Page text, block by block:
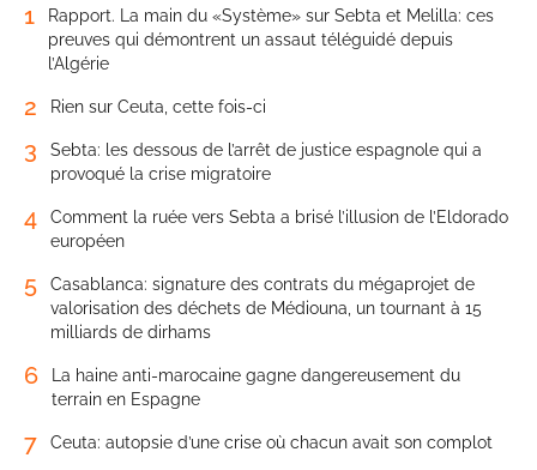
1
Rapport. La main du «Système» sur Sebta et Melilla: ces
preuves qui démontrent un assaut téléguidé depuis
l’Algérie
2 Rien sur Ceuta, cette fois-ci
3
Sebta: les dessous de l’arrêt de justice espagnole qui a
provoqué la crise migratoire
4
Comment la ruée vers Sebta a brisé l’illusion de l’Eldorado
européen
5
Casablanca: signature des contrats du mégaprojet de
valorisation des déchets de Médiouna, un tournant à 15
milliards de dirhams
6
La haine anti-marocaine gagne dangereusement du
terrain en Espagne
7 Ceuta: autopsie d’une crise où chacun avait son complot